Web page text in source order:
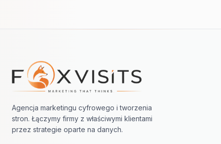
Nawigacja w stopce
Agencja marketingu cyfrowego i tworzenia
stron. Łączymy firmy z właściwymi klientami
przez strategie oparte na danych.